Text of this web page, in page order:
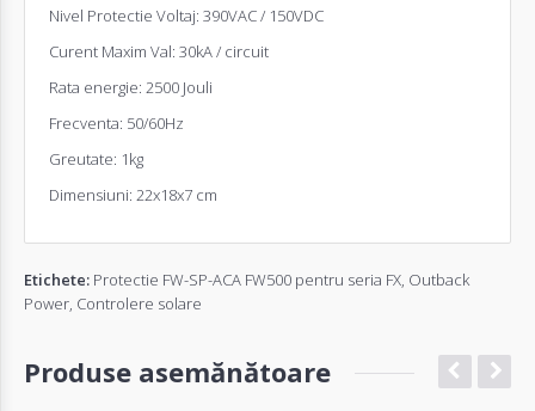
Nivel Protectie Voltaj: 390VAC / 150VDC
Curent Maxim Val: 30kA / circuit
Rata energie: 2500 Jouli
Frecventa: 50/60Hz
Greutate: 1kg
Dimensiuni: 22x18x7 cm
Etichete: Protectie FW-SP-ACA FW500 pentru seria FX Outback
Power Controlere solare
Produse asemănătoare